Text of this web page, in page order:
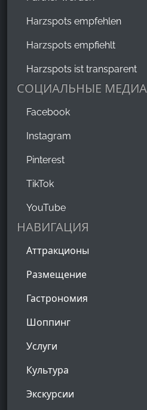
Harzspots empfehlen
Harzspots empfiehlt
Harzspots ist transparent
СОЦИАЛЬНЫЕ МЕДИА
Facebook
Instagram
Pinterest
TikTok
YouTube
НАВИГАЦИЯ
Аттракционы
Размещение
Гастрономия
Шоппинг
Услуги
Культура
Экскурсии